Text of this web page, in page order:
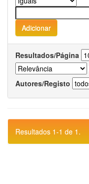
Resultados/Página
Autores/Registo
Resultados 1-1 de 1.